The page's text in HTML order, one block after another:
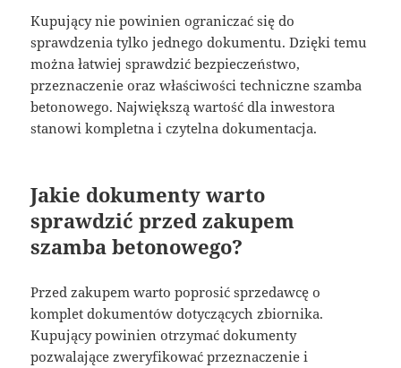
Kupujący nie powinien ograniczać się do
sprawdzenia tylko jednego dokumentu. Dzięki temu
można łatwiej sprawdzić bezpieczeństwo,
przeznaczenie oraz właściwości techniczne szamba
betonowego. Największą wartość dla inwestora
stanowi kompletna i czytelna dokumentacja.
Jakie dokumenty warto
sprawdzić przed zakupem
szamba betonowego?
Przed zakupem warto poprosić sprzedawcę o
komplet dokumentów dotyczących zbiornika.
Kupujący powinien otrzymać dokumenty
pozwalające zweryfikować przeznaczenie i